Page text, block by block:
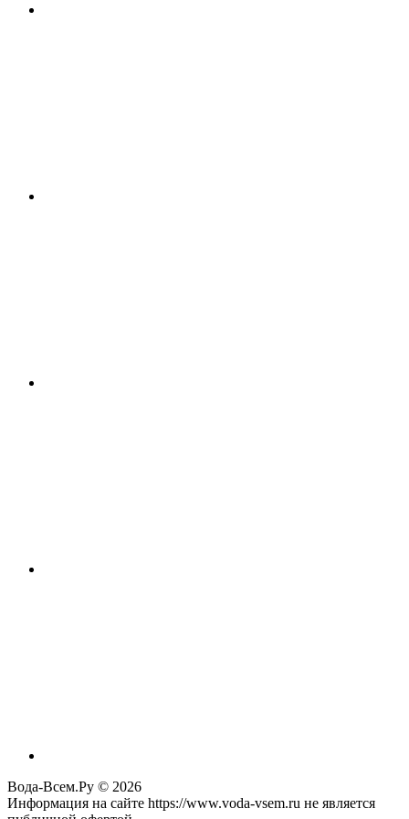
Вода-Всем.Ру © 2026
Информация на сайте https://www.voda-vsem.ru не является